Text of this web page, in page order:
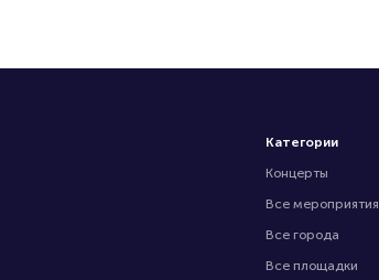
Категории
Концерты
Все мероприятия
Все города
Все площадки